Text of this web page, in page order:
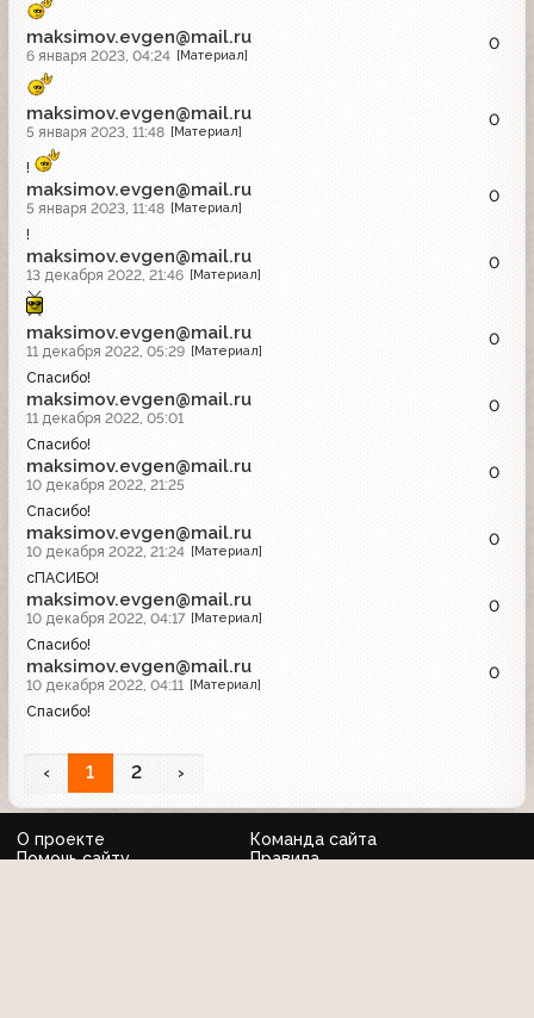
maksimov.evgen@mail.ru
6 января 2023, 04:24 [Материал]
0
maksimov.evgen@mail.ru
5 января 2023, 11:48 [Материал]
0
!
maksimov.evgen@mail.ru
5 января 2023, 11:48 [Материал]
0
!
maksimov.evgen@mail.ru
13 декабря 2022, 21:46 [Материал]
0
maksimov.evgen@mail.ru
11 декабря 2022, 05:29 [Материал]
0
Спасибо!
maksimov.evgen@mail.ru
11 декабря 2022, 05:01
0
Спасибо!
maksimov.evgen@mail.ru
10 декабря 2022, 21:25
0
Спасибо!
maksimov.evgen@mail.ru
10 декабря 2022, 21:24 [Материал]
0
сПАСИБО!
maksimov.evgen@mail.ru
10 декабря 2022, 04:17 [Материал]
0
Спасибо!
maksimov.evgen@mail.ru
10 декабря 2022, 04:11 [Материал]
0
Спасибо!
‹ 1 2 ›
О проекте
Команда сайта
Помочь сайту
Правила